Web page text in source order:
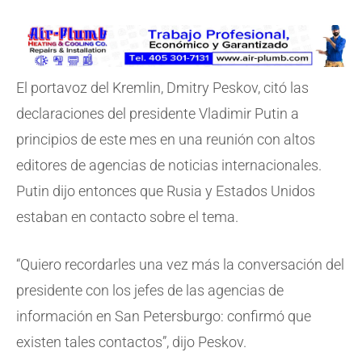
El portavoz del Kremlin, Dmitry Peskov, citó las
declaraciones del presidente Vladimir Putin a
principios de este mes en una reunión con altos
editores de agencias de noticias internacionales.
Putin dijo entonces que Rusia y Estados Unidos
estaban en contacto sobre el tema.
“Quiero recordarles una vez más la conversación del
presidente con los jefes de las agencias de
información en San Petersburgo: confirmó que
existen tales contactos”, dijo Peskov.